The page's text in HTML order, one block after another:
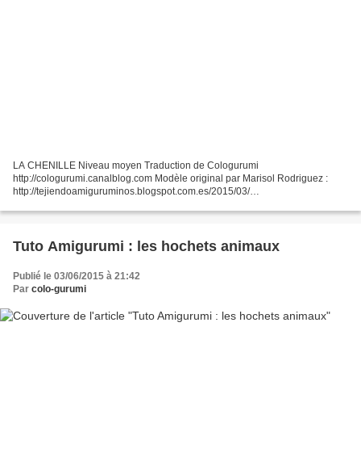
LA CHENILLE Niveau moyen Traduction de Cologurumi
http://cologurumi.canalblog.com Modèle original par Marisol Rodriguez :
http://tejiendoamiguruminos.blogspot.com.es/2015/03/
d'aller...
Tuto Amigurumi : les hochets animaux
Publié le 03/06/2015 à 21:42
Par colo-gurumi